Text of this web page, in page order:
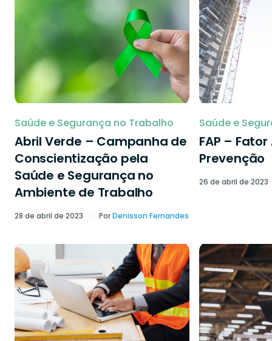
Saúde e Segurança no Trabalho
Abril Verde – Campanha de
Conscientização pela
Saúde e Segurança no
Ambiente de Trabalho
28 de abril de 2023 PorDenisson Fernandes
Saúde e
FAP –
Prevenção
26 de abril de 2023